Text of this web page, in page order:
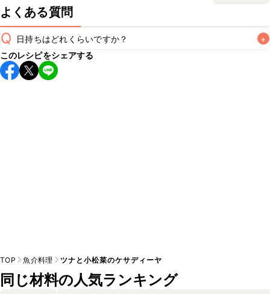
よくある質問
Q 日持ちはどれくらいですか？ +
保存期間は冷蔵で当日中が目安です。なるべくお早めにお召
し上がりください。
このレシピをシェアする
TOP 魚介料理 ツナと小松菜のケサディーヤ
同じ材料の人気ランキング